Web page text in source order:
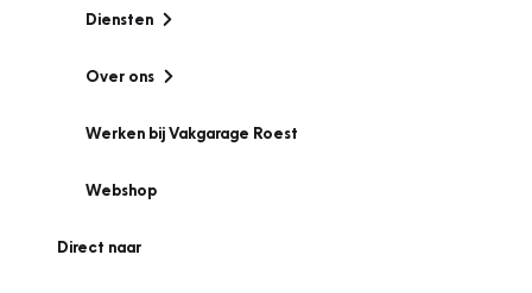
Diensten
Over ons
Werken bij Vakgarage Roest
Webshop
Direct naar